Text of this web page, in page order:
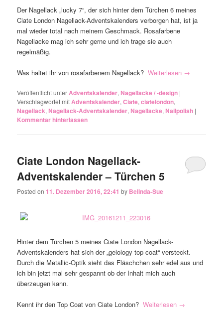
Der Nagellack „lucky 7“, der sich hinter dem Türchen 6 meines
Ciate London Nagellack-Adventskalenders verborgen hat, ist ja
mal wieder total nach meinem Geschmack. Rosafarbene
Nagellacke mag ich sehr gerne und ich trage sie auch
regelmäßig.
Was haltet ihr von rosafarbenem Nagellack?Weiterlesen →
Veröffentlicht unterAdventskalender,Nagellacke / -design |
Verschlagwortet mitAdventskalender,Ciate,ciatelondon,
Nagellack,Nagellack-Adventskalender,Nagellacke,Nailpolish |
Kommentar hinterlassen
Ciate London Nagellack-
Adventskalender – Türchen 5
Posted on11. Dezember 2016, 22:41 by Belinda-Sue
Hinter dem Türchen 5 meines Ciate London Nagellack-
Adventskalenders hat sich der „gelology top coat“ versteckt.
Durch die Metallic-Optik sieht das Fläschchen sehr edel aus und
ich bin jetzt mal sehr gespannt ob der Inhalt mich auch
überzeugen kann.
Kennt ihr den Top Coat von Ciate London?Weiterlesen →